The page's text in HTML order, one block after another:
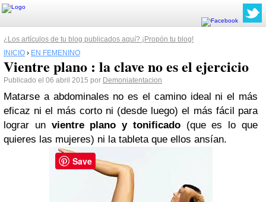
¿Los artículos de tu blog publicados aquí? ¡Propón tu blog!
INICIO › EN FEMENINO
Vientre plano : la clave no es el ejercicio
Publicado el 06 abril 2015 por Demoniatentacion
Matarse a abdominales no es el camino ideal ni el más
eficaz ni el más corto ni (desde luego) el más fácil para
lograr un vientre plano y tonificado(que es lo que
quieres las mujeres) ni la tableta que ellos ansían.
Save